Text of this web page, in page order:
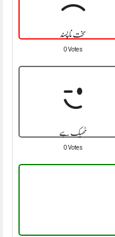
سخت نا پسند
0 Votes
ٹھیک ہے
0 Votes